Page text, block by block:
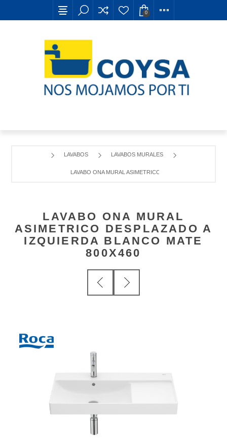
0
LAVABOS LAVABOS MURALES
LAVABO ONA MURAL ASIMETRICO DESPLAZADO A
LAVABO ONA MURAL
ASIMETRICO DESPLAZADO A
IZQUIERDA BLANCO MATE
800X460